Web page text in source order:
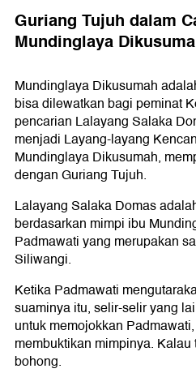
Guriang Tujuh dalam
Mundinglaya
Mundinglaya Dikusumah
bisa dilewatkan bagi peminat
pencarian Lalayang Salaka
menjadi Layang-layang
Mundinglaya Dikusumah,
dengan Guriang Tujuh.
Lalayang Salaka Domas
berdasarkan mimpi ibu
Padmawati yang merupakan
Siliwangi.
Ketika Padmawati
suaminya itu, selir-selir yang
untuk memojokkan
membuktikan mimpinya.
bohong.